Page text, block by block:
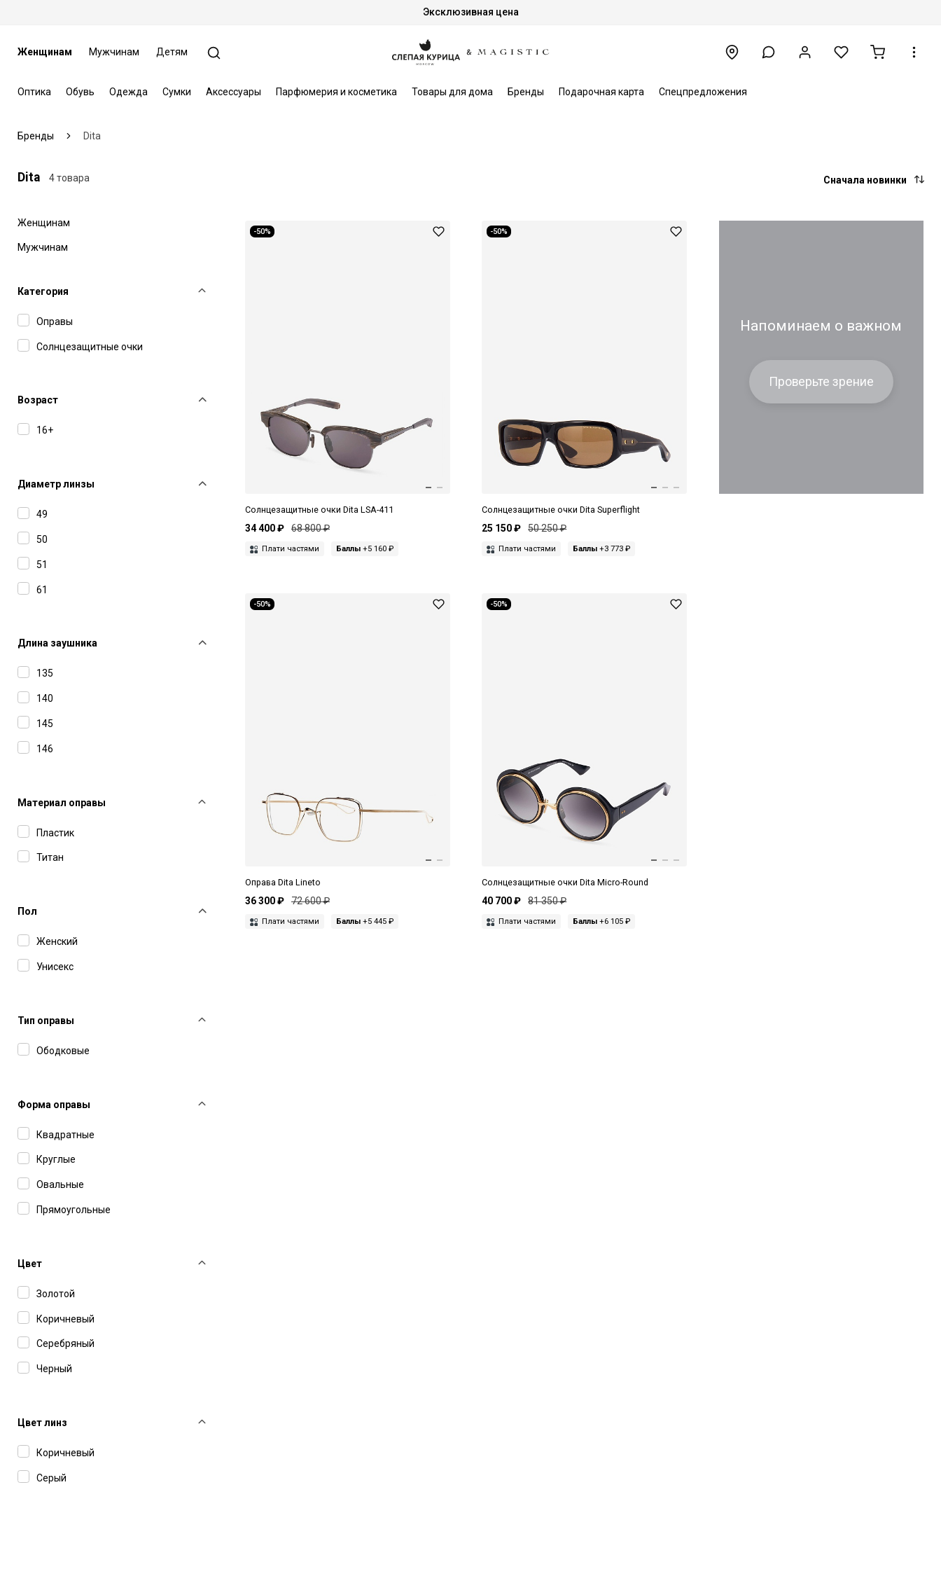
Эксклюзивная цена
Женщинам Мужчинам Детям
Оптика Обувь Одежда Сумки Аксессуары Парфюмерия и косметика Товары для дома Бренды Подарочная карта Спецпредложения
Бренды Dita
Dita 4 товара Сначала новинки
Женщинам
Мужчинам
Категория
Оправы
Солнцезащитные очки
Возраст
16+
Диаметр линзы
49
50
51
61
Длина заушника
135
140
145
146
Материал оправы
Пластик
Титан
Пол
Женский
Унисекс
Тип оправы
Ободковые
Форма оправы
Квадратные
Круглые
Овальные
Прямоугольные
Цвет
Золотой
Коричневый
Серебряный
Черный
Цвет линз
Коричневый
Серый
-50%
Солнцезащитные очки Dita LSA-411
34 400 ₽ 68 800 ₽
Плати частями Баллы +5 160 ₽
-50%
Солнцезащитные очки Dita Superflight
25 150 ₽ 50 250 ₽
Плати частями Баллы +3 773 ₽
Напоминаем о важном
Проверьте зрение
-50%
Оправа Dita Lineto
36 300 ₽ 72 600 ₽
Плати частями Баллы +5 445 ₽
-50%
Солнцезащитные очки Dita Micro-Round
40 700 ₽ 81 350 ₽
Плати частями Баллы +6 105 ₽